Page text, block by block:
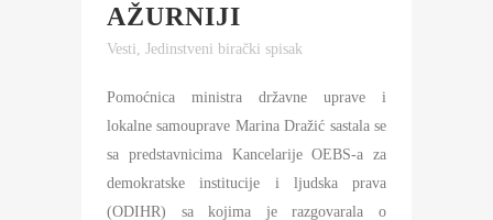
AŽURNIJI
Vesti Jedinstveni birački spisak
Pomoćnica ministra državne uprave i
lokalne samouprave Marina Dražić sastala se
sa predstavnicima Kancelarije OEBS-a za
demokratske institucije i ljudska prava
(ODIHR) sa kojima je razgovarala o